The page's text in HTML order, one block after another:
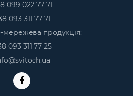
099 022 77 71
093 311 77 71
продукція:
093 311 77 25